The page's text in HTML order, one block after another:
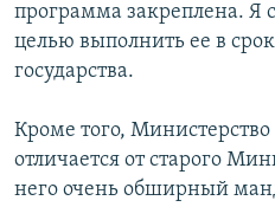
программа закреплена. Я
целью выполнить ее в
государства.
Кроме того, Министерство
отличается от старого
него очень обширный